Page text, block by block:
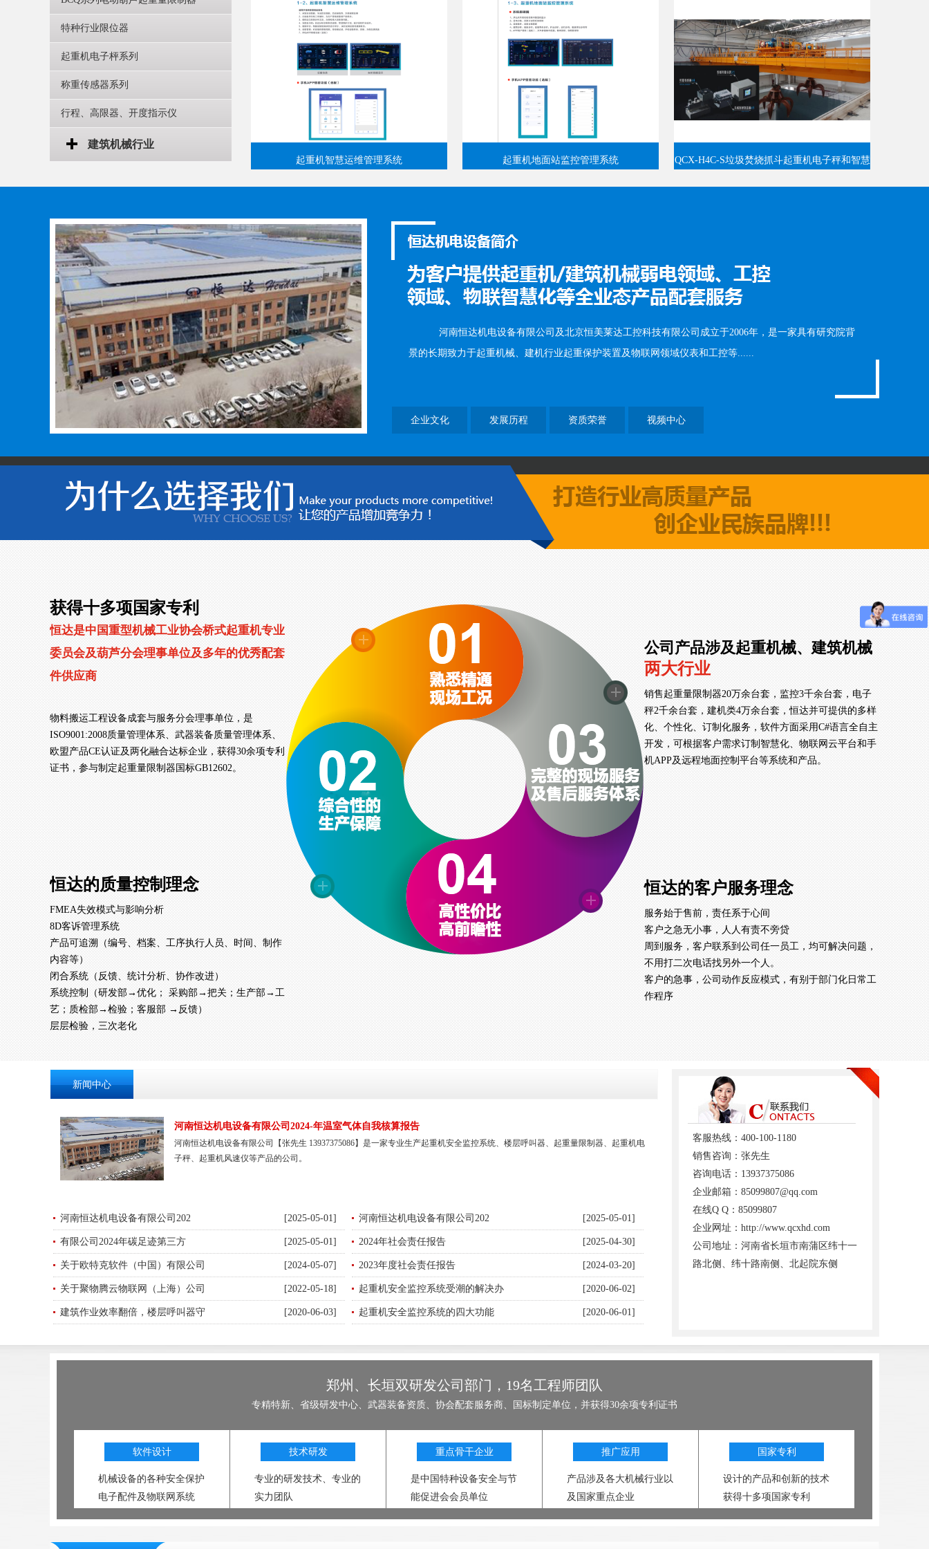
特种行业限位器
起重机电子枰系列
称重传感器系列
行程、高限器、开度指示仪
建筑机械行业
起重机智慧运维管理系统 起重机地面站监控管理系统 QCX-H4C-S垃圾焚烧抓斗起重机电子秤和智慧
管理系统
河南恒达机电设备有限公司及北京恒美莱达工控科技有限公司成立于2006年，是一家具有研究院背
景的长期致力于起重机械、建机行业起重保护装置及物联网领域仪表和工控等......
企业文化 发展历程 资质荣誉 视频中心
获得十多项国家专利
恒达是中国重型机械工业协会桥式起重机专业
委员会及葫芦分会理事单位及多年的优秀配套
件供应商
物料搬运工程设备成套与服务分会理事单位，是
ISO9001:2008质量管理体系、武器装备质量管理体系、
欧盟产品CE认证及两化融合达标企业，获得30余项专利
证书，参与制定起重量限制器国标GB12602。
公司产品涉及起重机械、建筑机械
两大行业
销售起重量限制器20万余台套，监控3千余台套，电子
秤2千余台套，建机类4万余台套，恒达并可提供的多样
化、个性化、订制化服务，软件方面采用C#语言全自主
开发，可根据客户需求订制智慧化、物联网云平台和手
机APP及远程地面控制平台等系统和产品。
恒达的质量控制理念
FMEA失效模式与影响分析
8D客诉管理系统
产品可追溯（编号、档案、工序执行人员、时间、制作
内容等）
闭合系统（反馈、统计分析、协作改进）
系统控制（研发部→优化； 采购部→把关；生产部→工
艺；质检部→检验；客服部 →反馈）
层层检验，三次老化
恒达的客户服务理念
服务始于售前，责任系于心间
客户之急无小事，人人有责不旁贷
周到服务，客户联系到公司任一员工，均可解决问题，
不用打二次电话找另外一个人。
客户的急事，公司动作反应模式，有别于部门化日常工
作程序
新闻中心
河南恒达机电设备有限公司2024-年温室气体自我核算报告
河南恒达机电设备有限公司【张先生 13937375086】是一家专业生产起重机安全监控系统、楼层呼叫器、起重量限制器、起重机电
子秤、起重机风速仪等产品的公司。
河南恒达机电设备有限公司202 [2025-05-01] 河南恒达机电设备有限公司202 [2025-05-01]
有限公司2024年碳足迹第三方 [2025-05-01] 2024年社会责任报告 [2025-04-30]
关于欧特克软件（中国）有限公司 [2024-05-07] 2023年度社会责任报告 [2024-03-20]
关于聚物腾云物联网（上海）公司 [2022-05-18] 起重机安全监控系统受潮的解决办 [2020-06-02]
建筑作业效率翻倍，楼层呼叫器守 [2020-06-03] 起重机安全监控系统的四大功能 [2020-06-01]
客服热线：400-100-1180
销售咨询：张先生
咨询电话：13937375086
企业邮箱：85099807@qq.com
在线Q Q：85099807
企业网址：http://www.qcxhd.com
公司地址：河南省长垣市南蒲区纬十一
路北侧、纬十路南侧、北起院东侧
郑州、长垣双研发公司部门，19名工程师团队
专精特新、省级研发中心、武器装备资质、协会配套服务商、国标制定单位，并获得30余项专利证书
软件设计
机械设备的各种安全保护
电子配件及物联网系统
技术研发
专业的研发技术、专业的
实力团队
重点骨干企业
是中国特种设备安全与节
能促进会会员单位
推广应用
产品涉及各大机械行业以
及国家重点企业
国家专利
设计的产品和创新的技术
获得十多项国家专利